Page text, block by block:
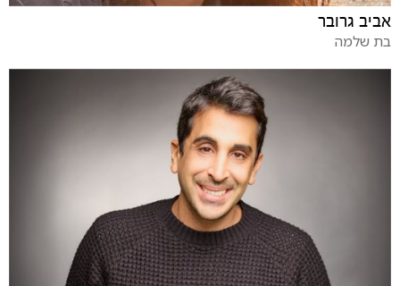
אביב גרובר
בת שלמה